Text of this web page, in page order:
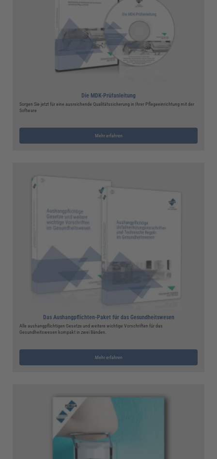
Die MDK-Prüfanleitung
Sorgen Sie jetzt für eine ausreichende Qualitätssicherung in Ihrer Pflegeeinrichtung mit der
Software
Mehr erfahren
Das Aushangpflichten-Paket für das Gesundheitswesen
Alle aushangpflichtigen Gesetze und weitere wichtige Vorschriften für das
Gesundheitswesen kompakt in zwei Bänden.
Mehr erfahren